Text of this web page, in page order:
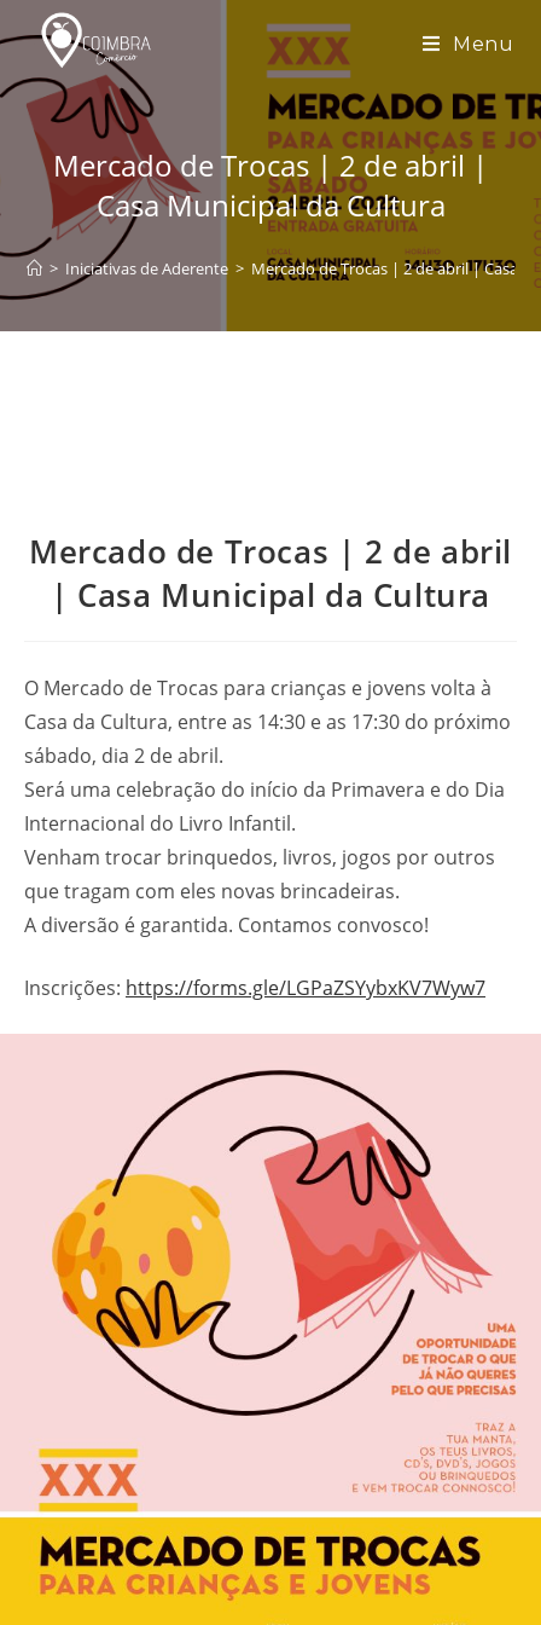
to
content
Menu
Mercado de Trocas | 2 de abril |
Casa Municipal da Cultura
> Iniciativas de Aderente > Mercado de Trocas | 2 de abril | Casa
Mercado de Trocas | 2 de abril
| Casa Municipal da Cultura
O Mercado de Trocas para crianças e jovens volta à
Casa da Cultura, entre as 14:30 e as 17:30 do próximo
sábado, dia 2 de abril.
Será uma celebração do início da Primavera e do Dia
Internacional do Livro Infantil.
Venham trocar brinquedos, livros, jogos por outros
que tragam com eles novas brincadeiras.
A diversão é garantida. Contamos convosco!
Inscrições: https://forms.gle/LGPaZSYybxKV7Wyw7